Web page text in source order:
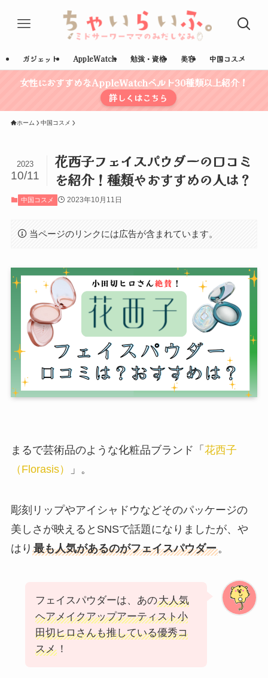
ガジェット AppleWatch 勉強・資格 美容 中国コスメ
女性におすすめなAppleWatchベルト30種類以上紹介！
詳しくはこちら
ホーム 中国コスメ
花西子フェイスパウダーの口コミ
を紹介！種類やおすすめの人は？
2023
10/11
中国コスメ 2023年10月11日
当ページのリンクには広告が含まれています。
まるで芸術品のような化粧品ブランド「 花西子
（Florasis）
」。
彫刻リップやアイシャドウなどそのパッケージの
美しさが映えるとSNSで話題になりましたが、や
はり 最も人気があるのがフェイスパウダー。
フェイスパウダーは、あの大人気
ヘアメイクアップアーティスト小
田切ヒロさんも推している優秀コ
スメ！